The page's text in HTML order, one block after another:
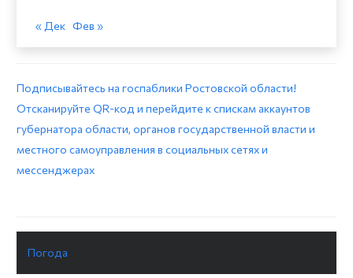
« Дек Фев »
Подписывайтесь на госпаблики Ростовской области!
Отсканируйте QR-код и перейдите к спискам аккаунтов
губернатора области, органов государственной власти и
местного самоуправления в социальных сетях и
мессенджерах
Погода